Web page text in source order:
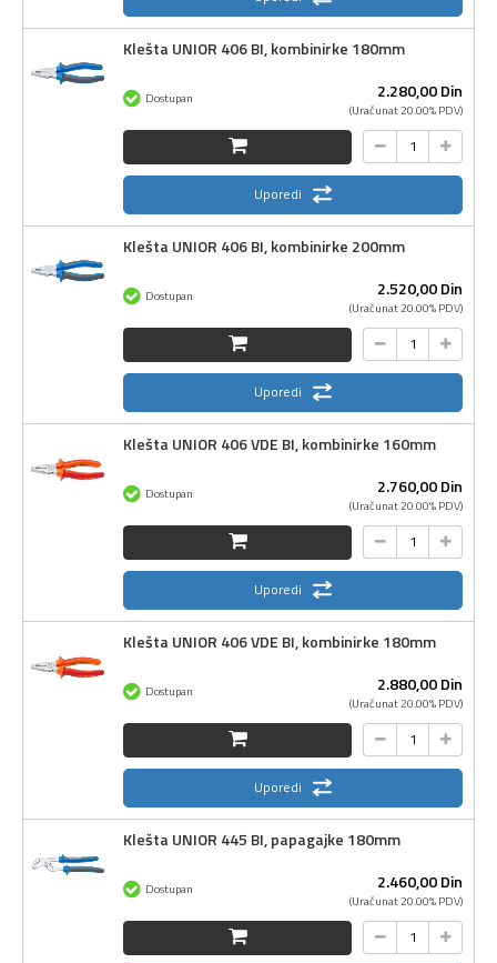
Klešta UNIOR 406 BI, kombinirke 180mm
2.280,00Din
(Uračunat 20.00% PDV)
Dostupan
Uporedi
Klešta UNIOR 406 BI, kombinirke 200mm
2.520,00Din
(Uračunat 20.00% PDV)
Dostupan
Uporedi
Klešta UNIOR 406 VDE BI, kombinirke 160mm
2.760,00Din
(Uračunat 20.00% PDV)
Dostupan
Uporedi
Klešta UNIOR 406 VDE BI, kombinirke 180mm
2.880,00Din
(Uračunat 20.00% PDV)
Dostupan
Uporedi
Klešta UNIOR 445 BI, papagajke 180mm
2.460,00Din
(Uračunat 20.00% PDV)
Dostupan